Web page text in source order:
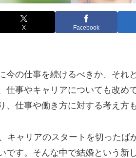
X Facebook
に今の仕事を続けるべきか、そ
仕事やキャリアについても改め
、仕事や働き方に対する考え方
キャリアのスタートを切った
です。そんな中で結婚という新